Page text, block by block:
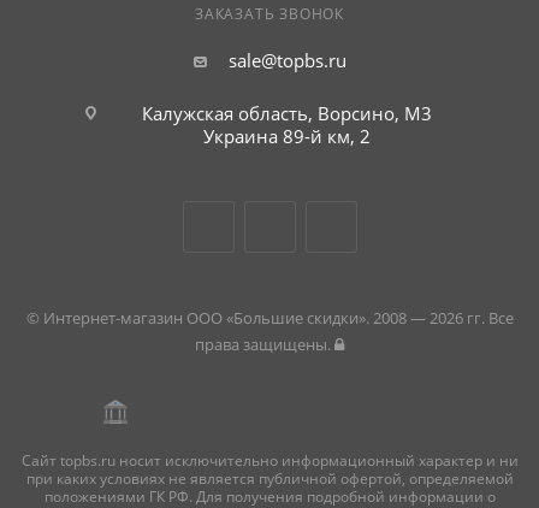
ЗАКАЗАТЬ ЗВОНОК
sale@topbs.ru
Калужская область, Ворсино, М3
Украина 89-й км, 2
© Интернет-магазин ООО «Большие скидки». 2008 — 2026 гг. Все
права защищены.
Сайт topbs.ru носит исключительно информационный характер и ни
при каких условиях не является публичной офертой, определяемой
положениями ГК РФ. Для получения подробной информации о